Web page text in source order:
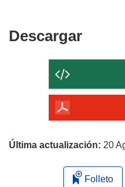
Descargar
de
Última actualización: 20
Folleto